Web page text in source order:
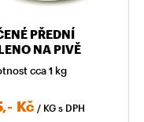
PŘEDNÍ
NA PIVĚ
cca 1 kg
Kč / KG s DPH